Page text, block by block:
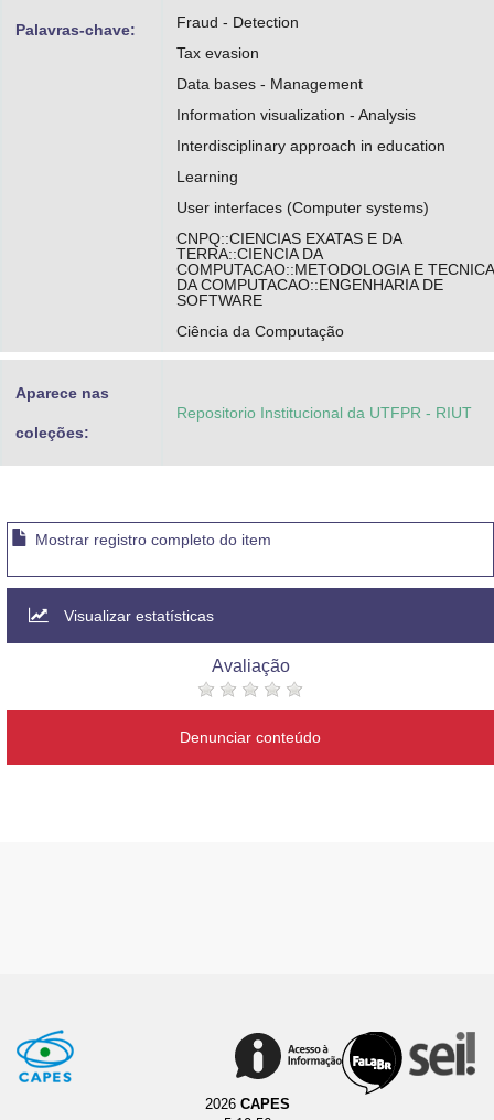
Palavras-chave:
Fraud - Detection
Tax evasion
Data bases - Management
Information visualization - Analysis
Interdisciplinary approach in education
Learning
User interfaces (Computer systems)
CNPQ::CIENCIAS EXATAS E DA
TERRA::CIENCIA DA
COMPUTACAO::METODOLOGIA E
DA COMPUTACAO::ENGENHARIA DE
SOFTWARE
Ciência da Computação
Aparece nas
coleções:
Repositorio Institucional da UTFPR - RIUT
Mostrar registro completo do item
Visualizar estatísticas
Avaliação
Denunciar conteúdo
2026 CAPES